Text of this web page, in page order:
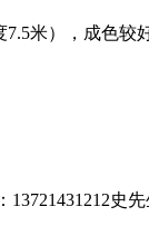
米），成色较
史先